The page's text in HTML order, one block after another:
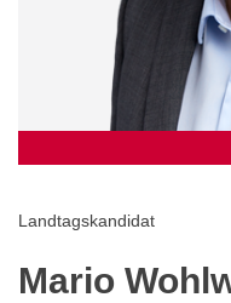
Landtagskandidat
Mario